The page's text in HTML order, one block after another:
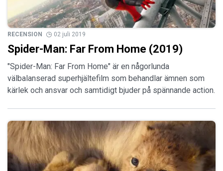
RECENSION 02 juli 2019
Spider-Man: Far From Home (2019)
"Spider-Man: Far From Home" är en någorlunda
välbalanserad superhjältefilm som behandlar ämnen som
kärlek och ansvar och samtidigt bjuder på spännande action.